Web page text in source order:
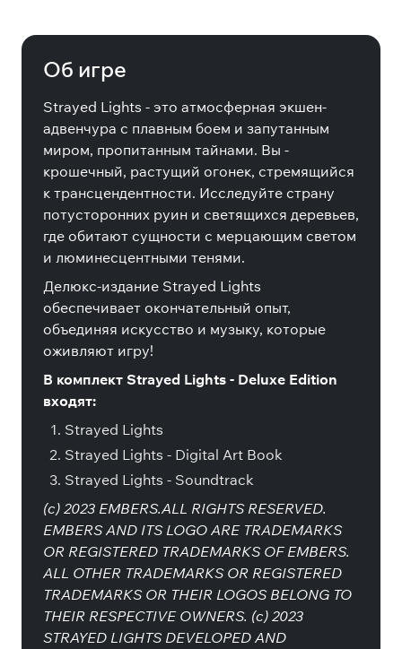
Об игре
Strayed Lights - это атмосферная экшен-
адвенчура с плавным боем и запутанным
миром, пропитанным тайнами. Вы -
крошечный, растущий огонек, стремящийся
к трансцендентности. Исследуйте страну
потусторонних руин и светящихся деревьев,
где обитают сущности с мерцающим светом
и люминесцентными тенями.
Делюкс-издание Strayed Lights
обеспечивает окончательный опыт,
объединяя искусство и музыку, которые
оживляют игру!
В комплект Strayed Lights - Deluxe Edition
входят:
Strayed Lights
Strayed Lights - Digital Art Book
Strayed Lights - Soundtrack
(c) 2023 EMBERS.ALL RIGHTS RESERVED.
EMBERS AND ITS LOGO ARE TRADEMARKS
OR REGISTERED TRADEMARKS OF EMBERS.
ALL OTHER TRADEMARKS OR REGISTERED
TRADEMARKS OR THEIR LOGOS BELONG TO
THEIR RESPECTIVE OWNERS. (c) 2023
STRAYED LIGHTS DEVELOPED AND